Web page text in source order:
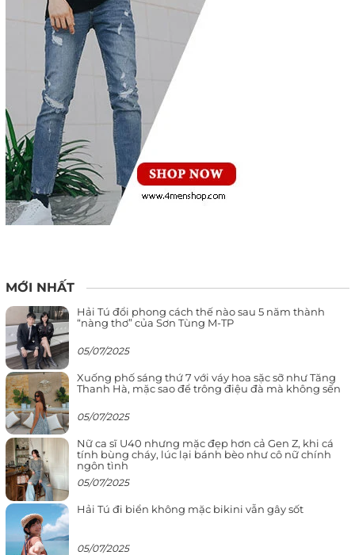
MỚI NHẤT
Hải Tú đổi phong cách thế nào sau 5 năm thành
“nàng thơ” của Sơn Tùng M-TP
05/07/2025
Xuống phố sáng thứ 7 với váy hoa sặc sỡ như Tăng
Thanh Hà, mặc sao để trông điệu đà mà không sến
05/07/2025
Nữ ca sĩ U40 nhưng mặc đẹp hơn cả Gen Z, khi cá
tính bùng cháy, lúc lại bánh bèo như cô nữ chính
ngôn tình
05/07/2025
Hải Tú đi biển không mặc bikini vẫn gây sốt
05/07/2025